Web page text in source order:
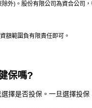
外)。股份有限公司為資合公司
額範圍負有限責任即可。
保嗎?
擇是否投保。一旦選擇投保